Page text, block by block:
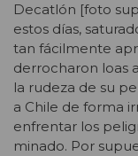
Decatlón [foto
estos días,
tan fácilmente
derrocharon loas
la rudeza de su
a Chile de forma
enfrentar los
minado. Por